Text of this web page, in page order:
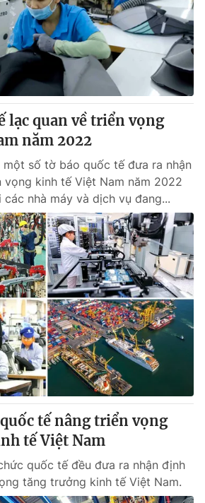
lạc quan về triển vọng
năm 2022
một số tờ báo quốc tế đưa ra nhận
kinh tế Việt Nam năm 2022
các nhà máy và dịch vụ đang...
tế nâng triển vọng
tế Việt Nam
quốc tế đều đưa ra nhận định
tăng trưởng kinh tế Việt Nam.